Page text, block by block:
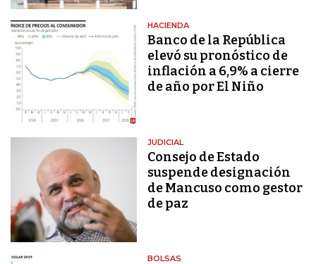
HACIENDA
Banco de la República
elevó su pronóstico de
inflación a 6,9% a cierre
de año por El Niño
JUDICIAL
Consejo de Estado
suspende designación
de Mancuso como gestor
de paz
BOLSAS